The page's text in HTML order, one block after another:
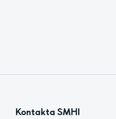
Kontakta SMHI